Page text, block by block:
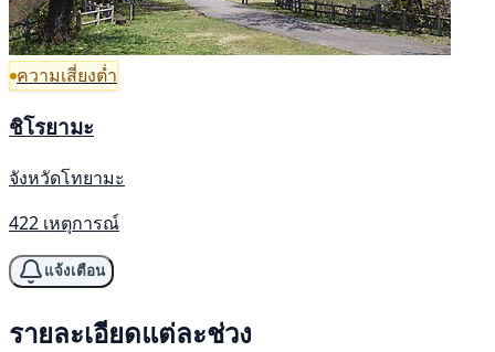
ความเสี่ยงต่ำ
ชิโรยามะ
จังหวัดโทยามะ
422 เหตุการณ์
แจ้งเตือน
รายละเอียดแต่ละช่วง